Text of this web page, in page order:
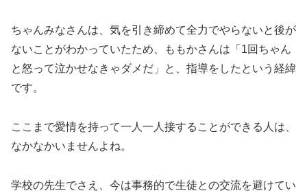
ちゃんみなさんは、気を引き締めて全力でやらないと後が
ないことがわかっていたため、ももかさんは「1回ちゃん
と怒って泣かせなきゃダメだ」と、指導をしたという経緯
です。
ここまで愛情を持って一人一人接することができる人は、
なかなかいませんよね。
学校の先生でさえ、今は事務的で生徒との交流を避けてい